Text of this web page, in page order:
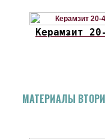
Керамзит
МАТЕРИАЛЫ